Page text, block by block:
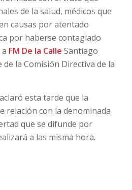
de la salud, médicos que
causas por atentado
por haberse contagiado
FM De la Calle Santiago
la Comisión Directiva de la
esta tarde que la
relación con la denominada
que se difunde por
a las misma hora.